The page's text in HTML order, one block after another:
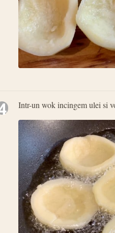
Intr-un wok incingem ulei si